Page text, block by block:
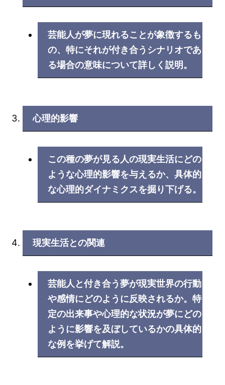
芸能人が夢に現れることが象徴するも
の、特にそれが付き合うシナリオであ
る場合の意味について詳しく説明。
心理的影響
この種の夢が見る人の現実生活にどの
ような心理的影響を与えるか、具体的
な心理的ダイナミクスを掘り下げる。
現実生活との関連
芸能人と付き合う夢が現実世界の行動
や感情にどのように反映されるか。特
定の出来事や心理的な状況が夢にどの
ように影響を及ぼしているかの具体的
な例を挙げて解説。